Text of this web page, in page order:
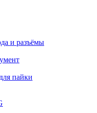
и разъёмы
пайки